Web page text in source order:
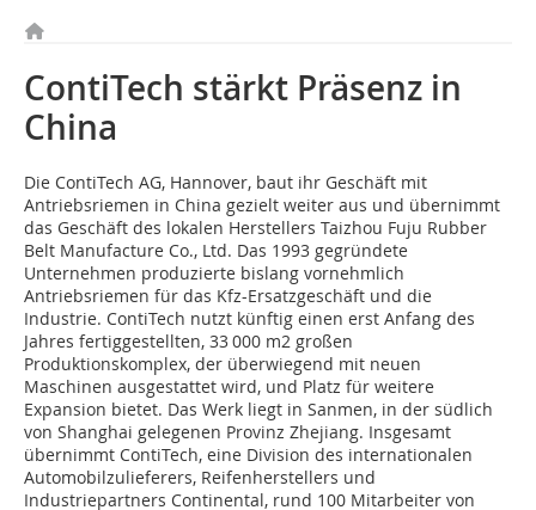
ContiTech stärkt Präsenz in
China
Die ContiTech AG, Hannover, baut ihr Geschäft mit
Antriebsriemen in China gezielt weiter aus und übernimmt
das Geschäft des lokalen Herstellers Taizhou Fuju Rubber
Belt Manufacture Co., Ltd. Das 1993 gegründete
Unternehmen produzierte bislang vornehmlich
Antriebsriemen für das Kfz-Ersatzgeschäft und die
Industrie. ContiTech nutzt künftig einen erst Anfang des
Jahres fertiggestellten, 33 000 m2 großen
Produktionskomplex, der überwiegend mit neuen
Maschinen ausgestattet wird, und Platz für weitere
Expansion bietet. Das Werk liegt in Sanmen, in der südlich
von Shanghai gelegenen Provinz Zhejiang. Insgesamt
übernimmt ContiTech, eine Division des internationalen
Automobilzulieferers, Reifenherstellers und
Industriepartners Continental, rund 100 Mitarbeiter von